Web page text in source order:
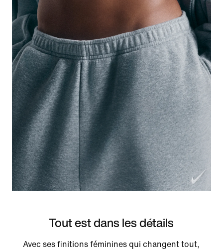
Tout est dans les détails
Avec ses finitions féminines qui changent tout,